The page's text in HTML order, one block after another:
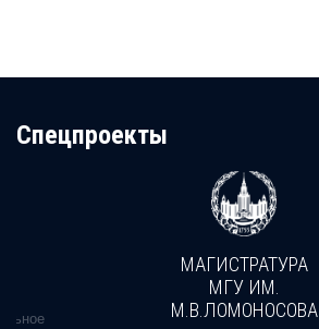
Cпецпроекты
МАГИСТРАТУРА
МГУ ИМ.
М.В.ЛОМОНОСОВА